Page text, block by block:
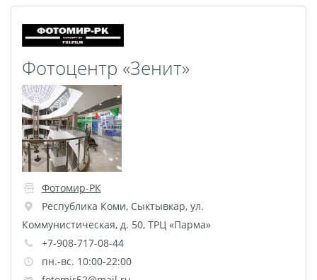
Фото в алюминиевом
багете
Холст на пенокартоне
Фоторама с магнитами
Холст на ДВП
Латексная печать
Фотопечать на
пластике
Картины на досках
Фотопечать на дереве
Самоклеящийся винил
Печать выкроек
Холст на конкурс
Фотопечать больших
Фотоцентр «Зенит»
Фотомир-РК
Республика Коми, Сыктывкар, ул.
Коммунистическая, д. 50, ТРЦ «Парма»
+7-908-717-08-44
пн.-вс. 10:00-22:00